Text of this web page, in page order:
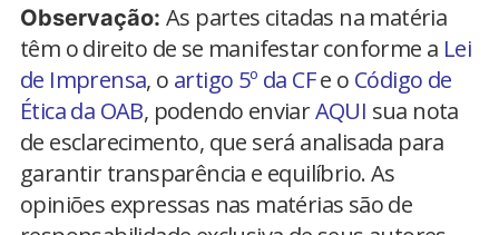
Observação: As partes citadas na matéria
têm o direito de se manifestar conforme a Lei
de Imprensa, o artigo 5º da CFe o Código de
Ética da OAB, podendo enviarAQUI sua nota
de esclarecimento, que será analisada para
garantir transparência e equilíbrio. As
opiniões expressas nas matérias são de